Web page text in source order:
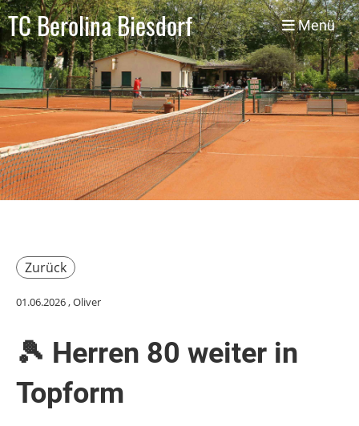
TC Berolina Biesdorf Menü
Zurück
01.06.2026, Oliver
🎾 Herren 80 weiter in
Topform